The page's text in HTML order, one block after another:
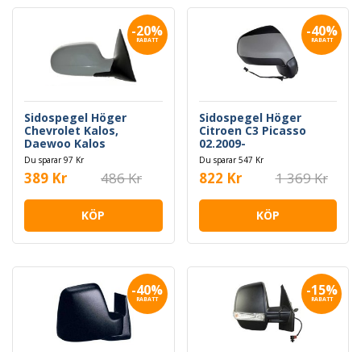
-20%
RABATT
Sidospegel Höger
Chevrolet Kalos,
Daewoo Kalos
Du sparar 97 Kr
389 Kr 486 Kr
KÖP
-40%
RABATT
Sidospegel Höger
Citroen C3 Picasso
02.2009-
Du sparar 547 Kr
822 Kr 1 369 Kr
KÖP
-40%
RABATT
-15%
RABATT